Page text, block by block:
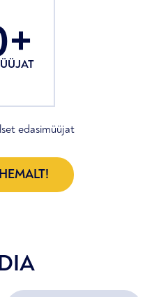
edasimüüjat